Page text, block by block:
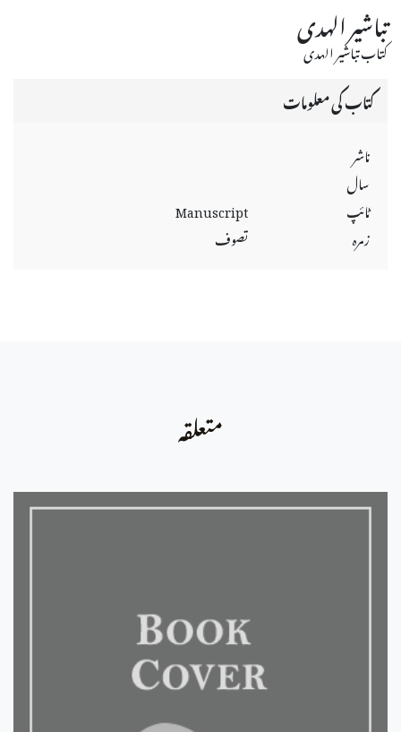
تباشير الهدى
كتاب تباشير الهدى
کتاب کی معلومات
ناشر
سال
ٹائپ
Manuscript
زمرہ
تصوف
متعلقہ